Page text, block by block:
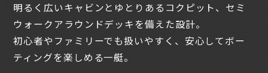
明るく広いキャビンとゆとりあるコクピット、セミ
ウォークアラウンドデッキを備えた設計。
初心者やファミリーでも扱いやすく、安心してボー
ティングを楽しめる一艇。